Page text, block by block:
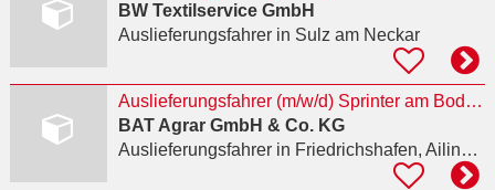
BW Textilservice GmbH
Auslieferungsfahrerin Sulz am Neckar
Auslieferungsfahrer (m/w/d) Sprinter am Bodensee
BAT Agrar GmbH & Co. KG
Auslieferungsfahrerin Friedrichshafen, Ailingen